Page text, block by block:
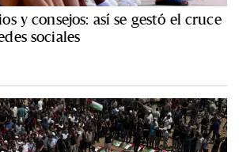
y consejos: así se gestó el cruce
sociales